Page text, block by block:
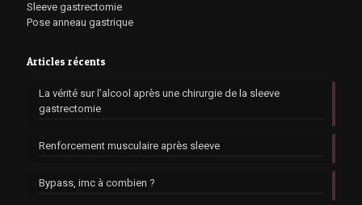
Sleeve gastrectomie
Pose anneau gastrique
Articles récents
La vérité sur l’alcool après une chirurgie de la sleeve
gastrectomie
Renforcement musculaire après sleeve
Bypass, imc à combien ?